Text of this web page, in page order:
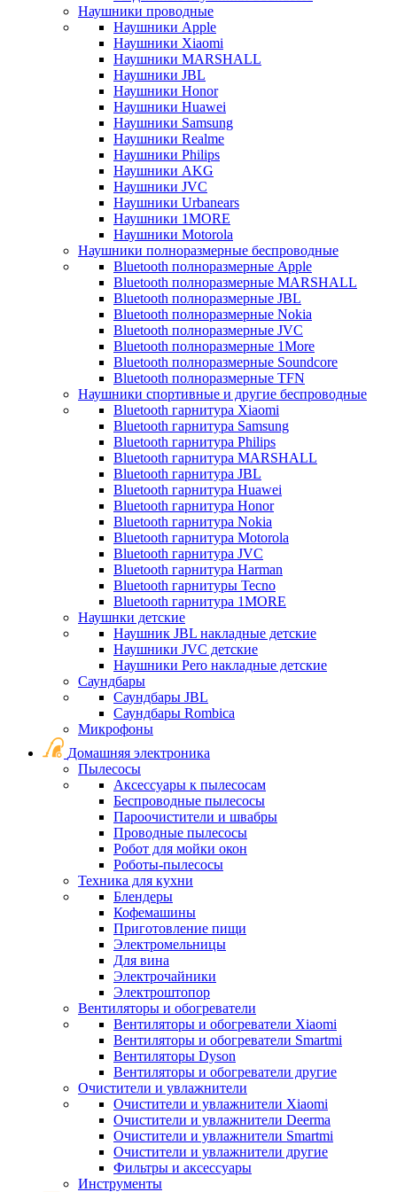
Наушники проводные
Наушники Apple
Наушники Xiaomi
Наушники MARSHALL
Наушники JBL
Наушники Honor
Наушники Huawei
Наушники Samsung
Наушники Realme
Наушники Philips
Наушники AKG
Наушники JVC
Наушники Urbanears
Наушники 1MORE
Наушники Motorola
Наушники полноразмерные беспроводные
Bluetooth полноразмерные Apple
Bluetooth полноразмерные MARSHALL
Bluetooth полноразмерные JBL
Bluetooth полноразмерные Nokia
Bluetooth полноразмерные JVC
Bluetooth полноразмерные 1More
Bluetooth полноразмерные Soundcore
Bluetooth полноразмерные TFN
Наушники спортивные и другие беспроводные
Bluetooth гарнитура Xiaomi
Bluetooth гарнитура Samsung
Bluetooth гарнитура Philips
Bluetooth гарнитура MARSHALL
Bluetooth гарнитура JBL
Bluetooth гарнитура Huawei
Bluetooth гарнитура Honor
Bluetooth гарнитура Nokia
Bluetooth гарнитура Motorola
Bluetooth гарнитура JVC
Bluetooth гарнитура Harman
Bluetooth гарнитуры Tecno
Bluetooth гарнитура 1MORE
Наушнки детские
Наушник JBL накладные детские
Наушники JVC детские
Наушники Pero накладные детские
Саундбары
Саундбары JBL
Саундбары Rombica
Микрофоны
Домашняя электроника
Пылесосы
Аксессуары к пылесосам
Беспроводные пылесосы
Пароочистители и швабры
Проводные пылесосы
Робот для мойки окон
Роботы-пылесосы
Техника для кухни
Блендеры
Кофемашины
Приготовление пищи
Электромельницы
Для вина
Электрочайники
Электроштопор
Вентиляторы и обогреватели
Вентиляторы и обогреватели Xiaomi
Вентиляторы и обогреватели Smartmi
Вентиляторы Dyson
Вентиляторы и обогреватели другие
Очистители и увлажнители
Очистители и увлажнители Xiaomi
Очистители и увлажнители Deerma
Очистители и увлажнители Smartmi
Очистители и увлажнители другие
Фильтры и аксессуары
Инструменты